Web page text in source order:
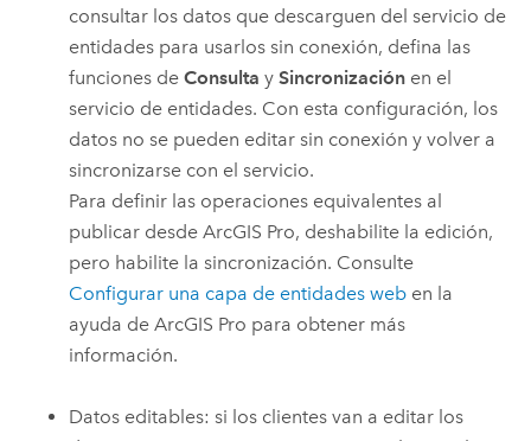
consultar los datos que descarguen del servicio de
entidades para usarlos sin conexión, defina las
funciones deConsulta ySincronización en el
servicio de entidades. Con esta configuración, los
datos no se pueden editar sin conexión y volver a
sincronizarse con el servicio.
Para definir las operaciones equivalentes al
publicar desdeArcGIS Pro, deshabilite la edición,
pero habilite la sincronización. Consulte
Configurar una capa de entidades web en la
ayuda deArcGIS Pro para obtener más
información.
Datos editables: si los clientes van a editar los